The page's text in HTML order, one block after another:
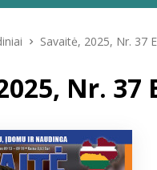
Savaitė, 2025, Nr. 37
Nr. 37